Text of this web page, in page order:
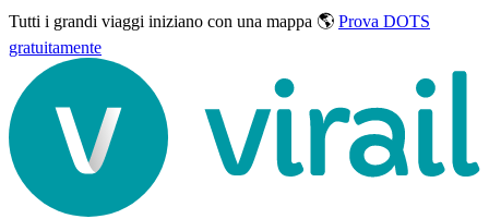
Tutti i grandi viaggi iniziano con una mappa 🌎 Prova DOTS
gratuitamente